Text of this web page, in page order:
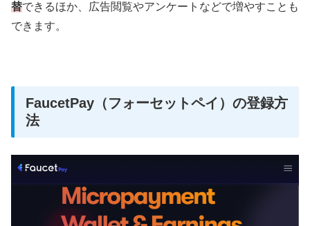
替できるほか、広告閲覧やアンケートなどで増やすことも
できます。
FaucetPay（フォーセットペイ）の登録方
法